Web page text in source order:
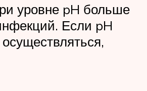
уровне pH больше
Если pH